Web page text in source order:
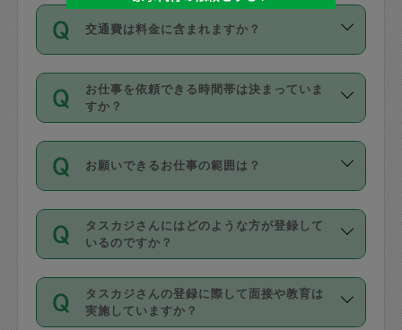
カード情報のご登録は、依頼リクエスト
を行う際にご入力ください。プロフィー
ル登録時にはご入力いただかなくても大
丈夫です。
デビットカード・プリペイドカード（Vプ
リカ、au WALLETなど）は支払にはご利
銀行振込や現金払いも対応していませ
なお、タスカジさんの交通費も、依頼料
金のご請求と合わせてお支払いとなりま
動計算で表示されます。
依頼には「スポット」と「定期（毎週｜
隔週）」があり、「定期」の依頼は「ス
ポット」よりお得な料金でご利用できま
す。
定期の最低利用回数は設けていない代わ
りに、一定数を超えたキャンセルは有償
（例：毎週定期の場合は３回以上のキャ
ンセルが有償（1200円、隔週定期の場合
は２回以上のキャンセルが有償（1200
交通費は料金に含まれますか？
交通費は依頼料金とは別途発生し、依頼
料金のご請求と合わせてお支払いとなり
ます。交通費の金額は「依頼の詳細」に
お仕事を依頼できる時間帯は決まっていま
すか？
時間帯は3種類あります。いずれも１回あ
たり３時間です。
・ＡＭ ９時～１２時
・ＰＭ １３時～１６時
・夜 １８時～２１時
開始時間を２時間前後変更することが可
お願いできるお仕事の範囲は？
掃除、整理収納、洗濯、買い物、料理、
作り置きです。タスカジさんによってで
きる仕事の範囲が異なりますので、依頼
する前にタスカジさんのプロフィールで
確認してください。
タスカジさんにはどのような方が登録して
いるのですか？
主婦として長年の家事経験をお持ちの
方、栄養士・調理師といった資格者で保
タスカジさんの登録に際して面接や教育は
実施していますか？